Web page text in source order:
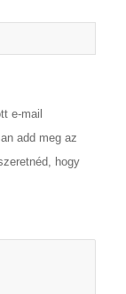
e-mail
add meg az
hogy